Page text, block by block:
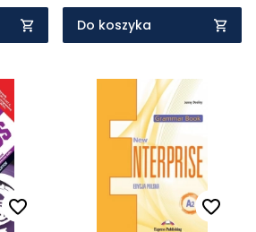
Do koszyka